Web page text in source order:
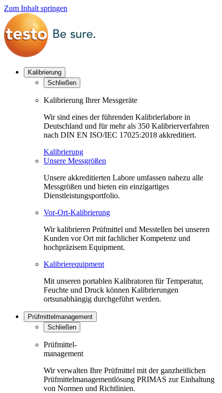
Zum Inhalt springen
Kalibrierung
Schließen
Kalibrierung Ihrer Messgeräte
Wir sind eines der führenden Kalibrierlabore in
Deutschland und für mehr als 350 Kalibrierverfahren
nach DIN EN ISO/IEC 17025:2018 akkreditiert.
Kalibrierung
Unsere Messgrößen
Unsere akkreditierten Labore umfassen nahezu alle
Messgrößen und bieten ein einzigartiges
Dienstleistungsportfolio.
Vor-Ort-Kalibrierung
Wir kalibrieren Prüfmittel und Messtellen bei unseren
Kunden vor Ort mit fachlicher Kompetenz und
hochpräzisem Equipment.
Kalibrierequipment
Mit unseren portablen Kalibratoren für Temperatur,
Feuchte und Druck können Kalibrierungen
ortsunabhängig durchgeführt werden.
Prüfmittelmanagement
Schließen
Prüfmittel-
management
Wir verwalten Ihre Prüfmittel mit der ganzheitlichen
Prüfmittelmanagementlösung PRIMAS zur Einhaltung
von Normen und Richtlinien.